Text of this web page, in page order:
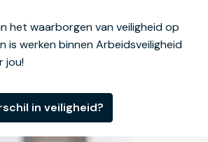
het waarborgen van veiligheid op
is werken binnen Arbeidsveiligheid
jou!
in veiligheid?